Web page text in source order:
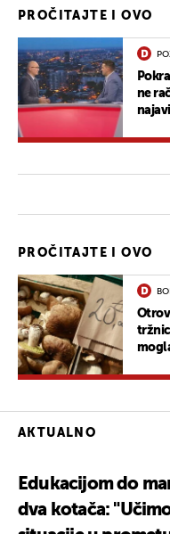
PROČITAJTE I OVO
ne
PROČITAJTE I OVO
AKTUALNO
Edukacijom do
dva kotača: